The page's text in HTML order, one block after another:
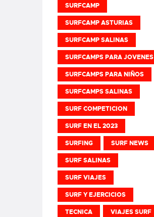
SURFCAMP
SURFCAMP ASTURIAS
SURFCAMP SALINAS
SURFCAMPS PARA JOVENES
SURFCAMPS PARA NIÑOS
SURFCAMPS SALINAS
SURF COMPETICION
SURF EN EL 2023
SURFING SURF NEWS
SURF SALINAS
SURF VIAJES
SURF Y EJERCICIOS
TECNICA VIAJES SURF